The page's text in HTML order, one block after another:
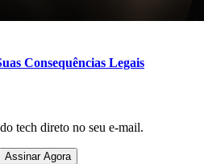
Consequências Legais
tech direto no seu e-mail.
Assinar Agora